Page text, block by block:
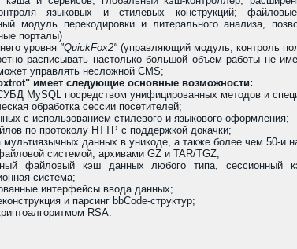
языковых и стилевых конструкций;
модуль перекодировки и литерального анализа,
порталы)
уровня "QuickFox2" (управляющий модуль, контроль
расписывать настолько большой объем работы не
управлять несложной CMS;
имеет следующие основные возможности:
MySQL посредством унифицированных методов и
обработка сессии посетителей;
с использованием стилевого и языкового оформления;
по протоколу HTTP с поддержкой докачки;
мультиязычных данных в уникоде, а также более чем 50-и
системой, архивами GZ и TAR/TGZ;
файловый кэш данных любого типа, сессионный
система;
интерфейсы ввода данных;
и парсинг bbCode-структур;
RSA.